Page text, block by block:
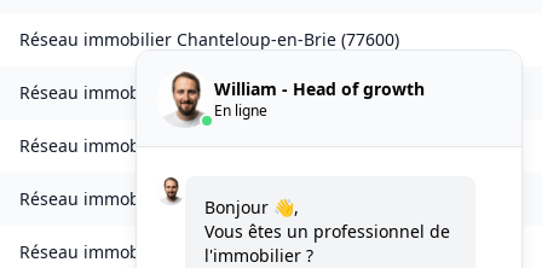
Réseau immobilier Chanteloup-en-Brie (77600)
Réseau immobilierLa Chapelle-Rablais (77370)
Réseau immobilierLes Chapelles-Bourbon(77610)
Réseau immobilierCharmentray(77410
Réseau immobilier Charny(77410)
William - Head of growth
En ligne
Bonjour 👋,
Vous êtes un professionnel de
l'immobilier ?